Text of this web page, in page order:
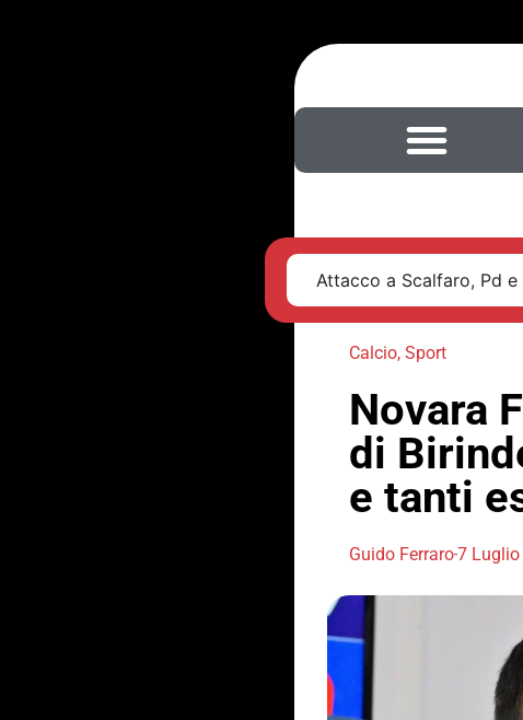
Attacco a Scalfaro, Pd
Calcio, Sport
Novara
di
e tanti
Guido Ferraro7